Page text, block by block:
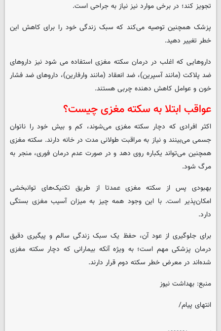
تجویز کند؛ در برخی موارد نیز نیاز به جراحی است.
پزشک همچنین توصیه می‌کند که سبک زندگی خود را برای کاهش این
خطر تغییر دهید.
داروهایی که اغلب در درمان سکته مغزی استفاده می شود نیز داروهای
ضد پلاکت (مانند آسپرین)، ضد انعقاد (مانند وارفارین)، داروهای ضد فشار
خون و عوامل کاهش دهنده چربی هستند.
عواقب ابتلا به سکته مغزی چیست؟
اکثر افرادی که دچار سکته مغزی می‌شوند، کم و بیش خود را ناتوان
جسمی می‌بینند و نیاز به مراقبت طولانی مدت در خانه دارند. سکته مغزی
همچنین می‌تواند یکباره روی دهد و در صورت عدم درمان فوری، منجر به
مرگ شود.
بهبودی پس از سکته مغزی عمدتا از طریق تکنیک‌های توانبخشی
امکان‌پذیر است. با این وجود همه چیز به میزان آسیب مغزی بستگی
دارد.
برای جلوگیری از عود آن، حفظ یک سبک زندگی سالم و پیگیری دقیق
درمان پزشکی مهم است؛ به ویژه آنکه بیمارانی که دچار سکته مغزی
شده‌اند در معرض خطر سکته دوم قرار دارند.
منبع: بهداشت نیوز
انتهای پیام/